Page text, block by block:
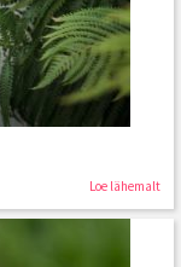
Loe lähemalt